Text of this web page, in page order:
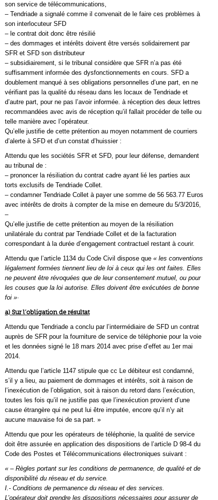
son service de télécommunications,
– Tendriade a signalé comme il convenait de le faire ces problèmes à
son interlocuteur SFD
– le contrat doit donc être résilié
– des dommages et intérêts doivent être versés solidairement par
SFR et SFD son distributeur
– subsidiairement, si le tribunal considère que SFR n’a pas été
suffisamment informée des dysfonctionnements en cours. SFD a
doublement manqué à ses obligations personnelles d’une part, en ne
vérifiant pas la qualité du réseau dans les locaux de Tendriade et
d’autre part, pour ne pas l’avoir informée. à réception des deux lettres
recommandées avec avis de réception qu’il fallait procéder de telle ou
telle manière avec l’opérateur.
Qu’elle justifie de cette prétention au moyen notamment de courriers
d’alerte à SFD et d’un constat d’huissier :
Attendu que les sociétés SFR et SFD, pour leur défense, demandent
au tribunal de :
– prononcer la résiliation du contrat cadre ayant lié les parties aux
torts exclusifs de Tendriade Collet.
– condamner Tendriade Collet à payer une somme de 56 563.77 Euros
avec intérêts de droits à compter de la mise en demeure du 5/3/2016,
–
Qu’elle justifie de cette prétention au moyen de la résiliation
unilatérale du contrat par Tendriade Collet et de la facturation
correspondant à la durée d’engagement contractuel restant à courir.
Attendu que l’article 1134 du Code Civil dispose que « les conventions
légalement formées tiennent lieu de loi à ceux qui les ont faites. Elles
ne peuvent être révoquées que de leur consentement mutuel, ou pour
les couses que la loi autorise. Elles doivent être exécutées de bonne
foi »·
a) Sur l’obligation de résultat
Attendu que Tendriade a conclu par l’intermédiaire de SFD un contrat
auprès de SFR pour la fourniture de service de téléphonie pour la voie
et les données signé le 18 mars 2014 avec prise d’effet au 1er mai
2014.
Attendu que l’article 1147 stipule que cc Le débiteur est condamné,
s’il y a lieu, au paiement de dommages et intérêts, soit à raison de
l’inexécution de l’obligation, soit à raison du retord dans l’exécution,
toutes les fois qu’il ne justifie pas que l’inexécution provient d’une
cause étrangère qui ne peut lui être imputée, encore qu’il n’y ait
aucune mauvaise foi de sa part. »
Attendu que pour les opérateurs de téléphonie, la qualité de service
doit être assurée en application des dispositions de l’article D 98-4 du
Code des Postes et Télécommunications électroniques suivant :
« – Règles portant sur les conditions de permanence, de qualité et de
disponibilité du réseau et du service.
I.- Conditions de permanence du réseau et des services.
L’opérateur doit prendre les dispositions nécessaires pour assurer de